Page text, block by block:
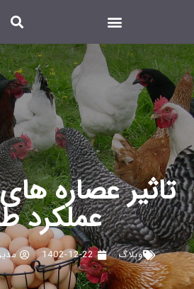
تاثیر عصاره
عملکرد
وبلاگ 1402-12-22